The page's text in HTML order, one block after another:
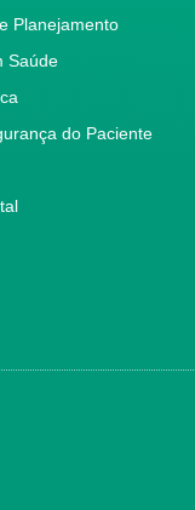
Planejamento
Saúde
do Paciente